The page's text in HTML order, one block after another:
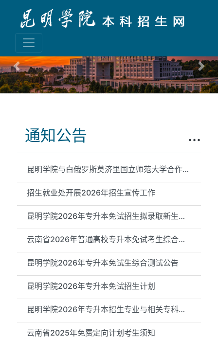
Previous Next
通知公告 ...
昆明学院与白俄罗斯莫济里国立师范大学合作举办物理学专业本科教...
招生就业处开展2026年招生宣传工作
昆明学院2026年专升本免试招生拟录取新生信息公示
云南省2026年普通高校专升本免试考生综合测试成绩（昆明学院测试...
昆明学院2026年专升本免试生综合测试公告
昆明学院2026年专升本免试招生计划
昆明学院2026年专升本招生专业与相关专科专业对应关系公示
云南省2025年免费定向计划考生须知